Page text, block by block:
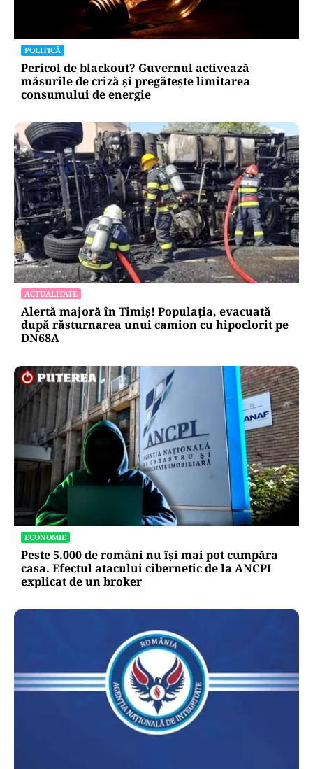
POLITICĂ
Pericol de blackout? Guvernul activează
măsurile de criză și pregătește limitarea
consumului de energie
ACTUALITATE
Alertă majoră în Timiș! Populația, evacuată
după răsturnarea unui camion cu hipoclorit pe
DN68A
ECONOMIE
Peste 5.000 de români nu își mai pot cumpăra
casa. Efectul atacului cibernetic de la ANCPI
explicat de un broker